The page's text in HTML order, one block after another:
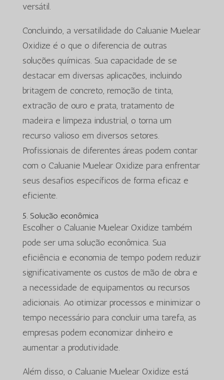
versátil.
Concluindo, a versatilidade do Caluanie Muelear
Oxidize é o que o diferencia de outras
soluções químicas. Sua capacidade de se
destacar em diversas aplicações, incluindo
britagem de concreto, remoção de tinta,
extração de ouro e prata, tratamento de
madeira e limpeza industrial, o torna um
recurso valioso em diversos setores.
Profissionais de diferentes áreas podem contar
com o Caluanie Muelear Oxidize para enfrentar
seus desafios específicos de forma eficaz e
eficiente.
5. Solução econômica
Escolher o Caluanie Muelear Oxidize também
pode ser uma solução econômica. Sua
eficiência e economia de tempo podem reduzir
significativamente os custos de mão de obra e
a necessidade de equipamentos ou recursos
adicionais. Ao otimizar processos e minimizar o
tempo necessário para concluir uma tarefa, as
empresas podem economizar dinheiro e
aumentar a produtividade.
Além disso, o Caluanie Muelear Oxidize está